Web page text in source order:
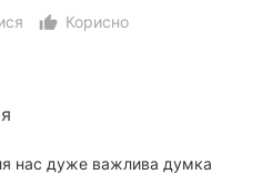
thumb_up_alt
Корисно
нас дуже важлива думка